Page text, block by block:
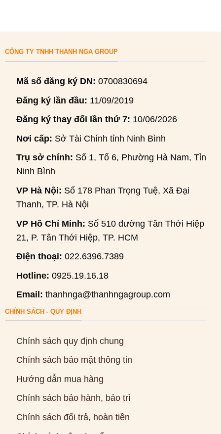
CÔNG TY TNHH THANH NGA GROUP
Mã số đăng ký DN: 0700830694
Đăng ký lần đầu: 11/09/2019
Đăng ký thay đổi lần thứ 7: 10/06/2026
Nơi cấp: Sở Tài Chính tỉnh Ninh Bình
Trụ sở chính: Số 1, Tổ 6, Phường Hà Nam, Tỉnh
Ninh Bình
VP Hà Nội: Số 178 Phan Trọng Tuệ, Xã Đại
Thanh, TP. Hà Nội
VP Hồ Chí Minh: Số 510 đường Tân Thới Hiệp
21, P. Tân Thới Hiệp, TP. HCM
Điện thoại: 022.6396.7389
Hotline: 0925.19.16.18
Email: thanhnga@thanhngagroup.com
CHÍNH SÁCH - QUY ĐỊNH
Chính sách quy định chung
Chính sách bảo mật thông tin
Hướng dẫn mua hàng
Chính sách bảo hành, bảo trì
Chính sách đổi trả, hoàn tiền